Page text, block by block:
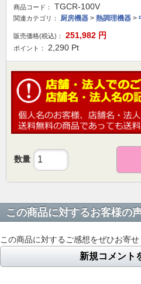
商品コード： TGCR-100V
関連カテゴリ： 厨房機器 > 熱調理機器 >
販売価格(税込)： 251,982 円
ポイント： 2,290 Pt
数量
この商品に対するお客様の
この商品に対するご感想をぜひお寄せ
新規コメント